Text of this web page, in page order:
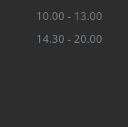
10.00 - 13.00
14.30 - 20.00